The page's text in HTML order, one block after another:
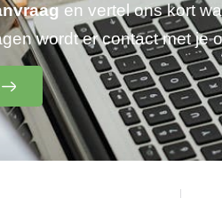
en vertel ons kort
wordt er contact met je